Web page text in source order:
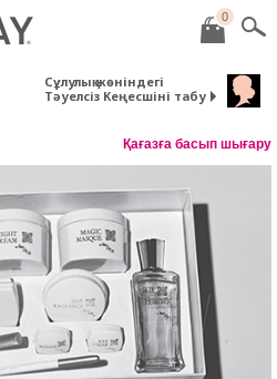
0
Сұлулық жөніндегі
Тәуелсіз Кеңесшіні табу
Қағазға басып шығару